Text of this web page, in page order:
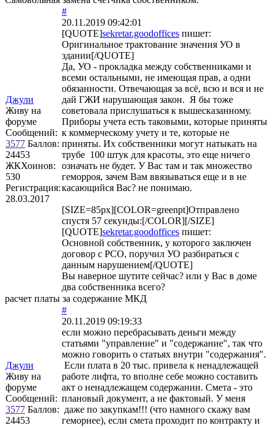
Джули
Живу на
форуме
Сообщений:
3577 Баллов:
24453
ЖКХоинов:
530
Регистрация:
28.03.2017
#
20.11.2019 09:42:01
[QUOTE]sekretar.goodoffices пишет:
Оригинальное трактование значения УО в
здании[/QUOTE]
Да, УО - прокладка между собственниками и
всеми остальными, не имеющая прав, а одни
обязанности. Отвечающая за всё, всю и вся и не
дай ГЖИ нарушающая закон. Я бы тоже
советовала прислушаться к вышесказанному.
Приборы учета есть таковыми, которые приняты
к коммерческому учету и те, которые не
приняты. Их собственники могут натыкать на
трубе 100 штук для красоты, это еще ничего
означать не будет. У Вас там и так множество
геморроя, зачем Вам ввязываться еще и в не
касающийся Вас? не понимаю.
[SIZE=85px][COLOR=greenpt]Отправлено
спустя 57 секунды:[/COLOR][/SIZE]
[QUOTE]sekretar.goodoffices пишет:
Основной собственник, у которого заключен
договор с РСО, поручил УО разбираться с
данным нарушением[/QUOTE]
Вы наверное шутите сейчас? или у Вас в доме
два собственника всего?
расчет платы за содержание МКД
Джули
Живу на
форуме
Сообщений:
3577 Баллов:
24453
#
20.11.2019 09:19:33
если можно перебрасывать деньги между
статьями "управление" и "содержание", так что
можно говорить о статьях внутри "содержания".
Если плата в 20 тыс. привела к ненадлежащей
работе лифта, то вполне себе можно составить
акт о ненадлежащем содержании. Смета - это
плановый документ, а не фактовый. У меня
даже по закупкам!!! (что намного скажу вам
геморнее), если смета проходит по контракту и